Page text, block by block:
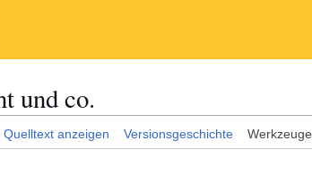
und co.
Quelltext anzeigen Versionsgeschichte Werkzeuge